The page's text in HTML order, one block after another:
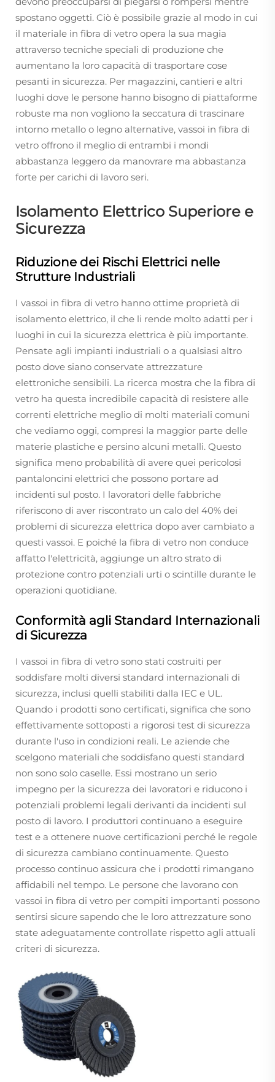
spostano oggetti. Ciò è possibile grazie al modo in cui
il materiale in fibra di vetro opera la sua magia
attraverso tecniche speciali di produzione che
aumentano la loro capacità di trasportare cose
pesanti in sicurezza. Per magazzini, cantieri e altri
luoghi dove le persone hanno bisogno di piattaforme
robuste ma non vogliono la seccatura di trascinare
intorno metallo o legno alternative, vassoi in fibra di
vetro offrono il meglio di entrambi i mondi
abbastanza leggero da manovrare ma abbastanza
forte per carichi di lavoro seri.
Isolamento Elettrico Superiore e
Sicurezza
Riduzione dei Rischi Elettrici nelle
Strutture Industriali
I vassoi in fibra di vetro hanno ottime proprietà di
isolamento elettrico, il che li rende molto adatti per i
luoghi in cui la sicurezza elettrica è più importante.
Pensate agli impianti industriali o a qualsiasi altro
posto dove siano conservate attrezzature
elettroniche sensibili. La ricerca mostra che la fibra di
vetro ha questa incredibile capacità di resistere alle
correnti elettriche meglio di molti materiali comuni
che vediamo oggi, compresi la maggior parte delle
materie plastiche e persino alcuni metalli. Questo
significa meno probabilità di avere quei pericolosi
pantaloncini elettrici che possono portare ad
incidenti sul posto. I lavoratori delle fabbriche
riferiscono di aver riscontrato un calo del 40% dei
problemi di sicurezza elettrica dopo aver cambiato a
questi vassoi. E poiché la fibra di vetro non conduce
affatto l'elettricità, aggiunge un altro strato di
protezione contro potenziali urti o scintille durante le
operazioni quotidiane.
Conformità agli Standard Internazionali
di Sicurezza
I vassoi in fibra di vetro sono stati costruiti per
soddisfare molti diversi standard internazionali di
sicurezza, inclusi quelli stabiliti dalla IEC e UL.
Quando i prodotti sono certificati, significa che sono
effettivamente sottoposti a rigorosi test di sicurezza
durante l'uso in condizioni reali. Le aziende che
scelgono materiali che soddisfano questi standard
non sono solo caselle. Essi mostrano un serio
impegno per la sicurezza dei lavoratori e riducono i
potenziali problemi legali derivanti da incidenti sul
posto di lavoro. I produttori continuano a eseguire
test e a ottenere nuove certificazioni perché le regole
di sicurezza cambiano continuamente. Questo
processo continuo assicura che i prodotti rimangano
affidabili nel tempo. Le persone che lavorano con
vassoi in fibra di vetro per compiti importanti possono
sentirsi sicure sapendo che le loro attrezzature sono
state adeguatamente controllate rispetto agli attuali
criteri di sicurezza.